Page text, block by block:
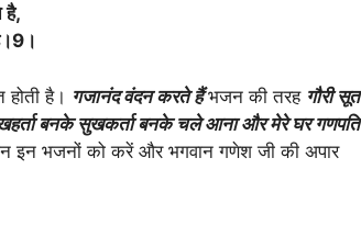
है,
है। गजानंद वंदन करते हैंभजन की तरह गौरी सूत
दुखहर्ता बनके सुखकर्ता बनके चले आना और मेरे घर गणपति
इन भजनों को करें और भगवान गणेश जी की अपार